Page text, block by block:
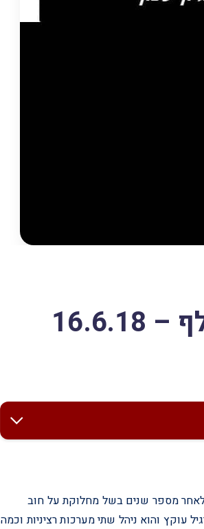
שתוקן לאחר מספר שנים בשל מחלוקת על חוב
עוקץ והוא ניהל שתי מערכות רציניות וכמה